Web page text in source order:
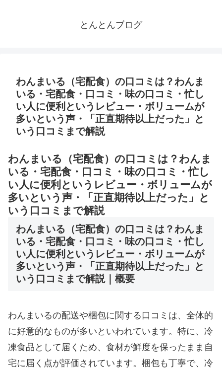
とんとんブログ
わんまいる（宅配食）の口コミは？わんま
いる・宅配食・口コミ・味の口コミ・忙し
い人に便利というレビュー・ボリュームが
多いという声・「正直期待以上だった」と
いう口コミまで解説
わんまいる（宅配食）の口コミは？わんま
いる・宅配食・口コミ・味の口コミ・忙し
い人に便利というレビュー・ボリュームが
多いという声・「正直期待以上だった」と
いう口コミまで解説
わんまいる（宅配食）の口コミは？わんま
いる・宅配食・口コミ・味の口コミ・忙し
い人に便利というレビュー・ボリュームが
多いという声・「正直期待以上だった」と
いう口コミまで解説｜概要
わんまいるの配送や梱包に関する口コミは、全体的
に好意的なものが多いといわれています。特に、冷
凍食品として届くため、食材が鮮度を保ったまま自
宅に届く点が評価されています。梱包も丁寧で、冷